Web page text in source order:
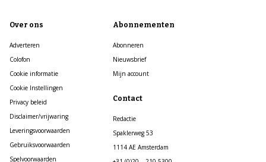
Over ons
Adverteren
Colofon
Cookie informatie
Cookie Instellingen
Privacy beleid
Disclaimer/vrijwaring
Leveringsvoorwaarden
Gebruiksvoorwaarden
Spelvoorwaarden
Abonnementen
Abonneren
Nieuwsbrief
Mijn account
Contact
Redactie
Spaklerweg 53
1114 AE Amsterdam